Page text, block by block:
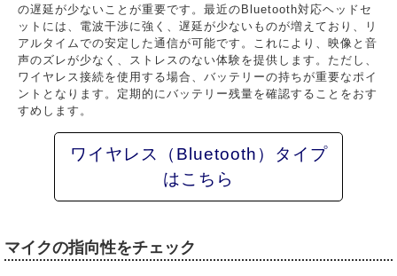
の遅延が少ないことが重要です。最近のBluetooth対応ヘッドセ
ットには、電波干渉に強く、遅延が少ないものが増えており、リ
アルタイムでの安定した通信が可能です。これにより、映像と音
声のズレが少なく、ストレスのない体験を提供します。ただし、
ワイヤレス接続を使用する場合、バッテリーの持ちが重要なポイ
ントとなります。定期的にバッテリー残量を確認することをおす
すめします。
ワイヤレス（Bluetooth）タイプ
はこちら
マイクの指向性をチェック